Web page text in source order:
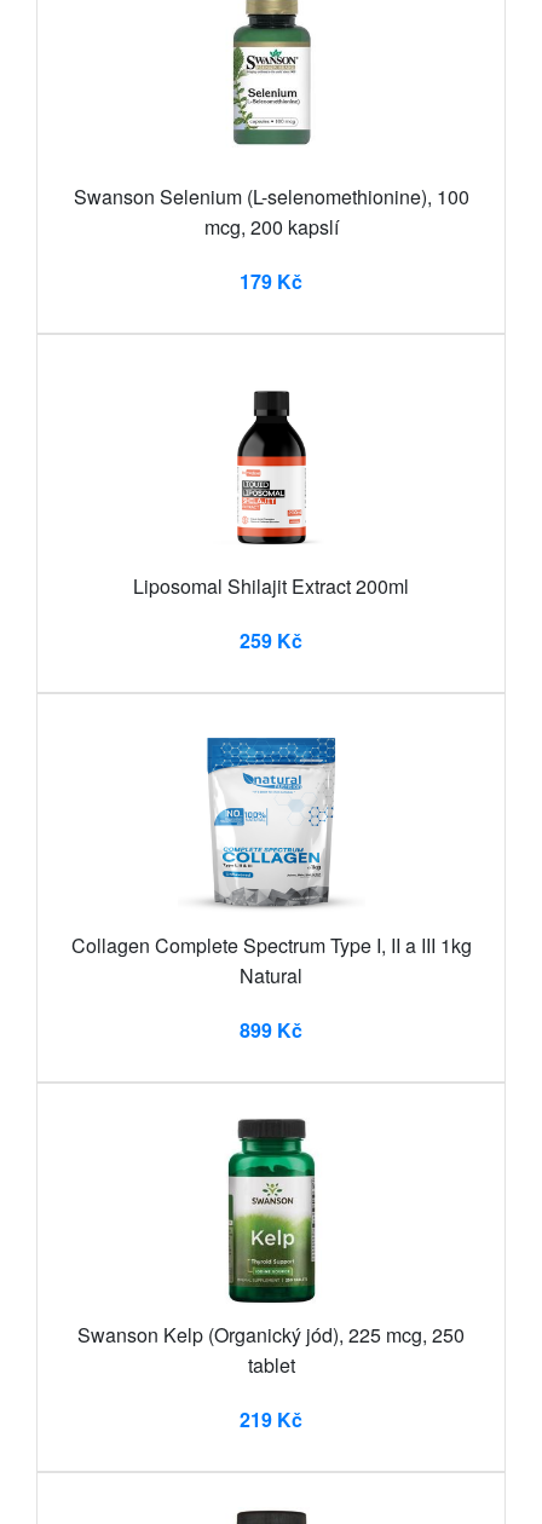
Swanson Selenium (L-selenomethionine), 100
mcg, 200 kapslí
179 Kč
Liposomal Shilajit Extract 200ml
259 Kč
Collagen Complete Spectrum Type I, II a III 1kg
Natural
899 Kč
Swanson Kelp (Organický jód), 225 mcg, 250
tablet
219 Kč